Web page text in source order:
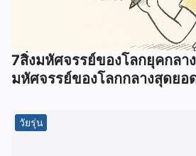
7สิ่งมหัศจรรย์ของโลกยุคกลา
มหัศจรรย์ของโลกกลางสุดยอ
วัยรุ่น